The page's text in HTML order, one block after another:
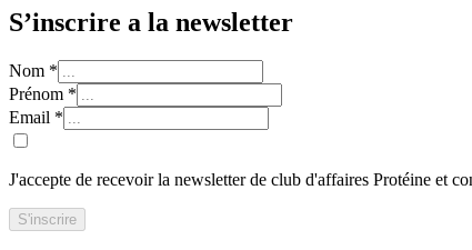
S’inscrire a la newsletter
Nom *
Prénom *
Email *
J'accepte de recevoir la newsletter de club d'affaires Protéine et
S'inscrire